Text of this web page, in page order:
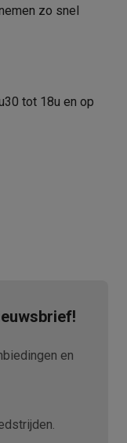
zo snel
tot 18u en op
en